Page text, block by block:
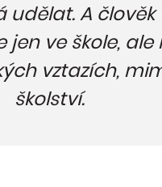
udělat. A člověk
jen ve škole, ale
vztazích,
školství.